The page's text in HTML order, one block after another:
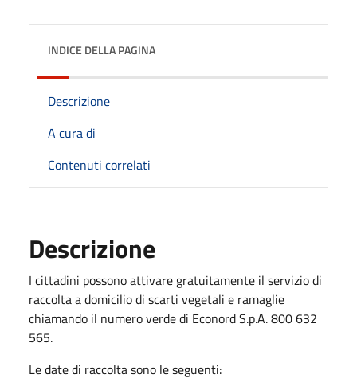
INDICE DELLA PAGINA
Descrizione
A cura di
Contenuti correlati
Descrizione
I cittadini possono attivare gratuitamente il servizio di
raccolta a domicilio di scarti vegetali e ramaglie
chiamando il numero verde di Econord S.p.A. 800 632
565.
Le date di raccolta sono le seguenti: